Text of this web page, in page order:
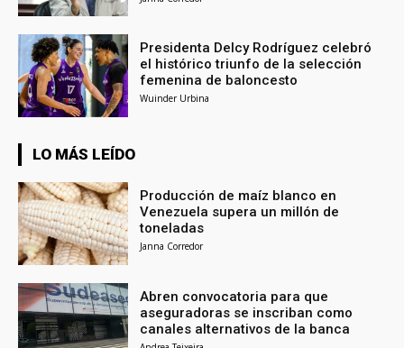
Presidenta Delcy Rodríguez celebró
el histórico triunfo de la selección
femenina de baloncesto
Wuinder Urbina
LO MÁS LEÍDO
Producción de maíz blanco en
Venezuela supera un millón de
toneladas
Janna Corredor
Abren convocatoria para que
aseguradoras se inscriban como
canales alternativos de la banca